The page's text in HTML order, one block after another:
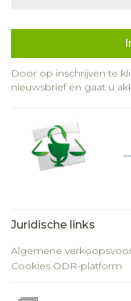
Door op inschrijven te
nieuwsbrief en gaat u
Juridische links
Algemene
Cookies ODR-platform